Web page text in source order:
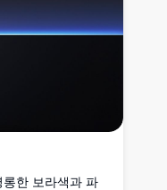
한 보라색과 파